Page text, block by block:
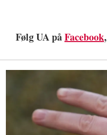
Følg UA påFacebook,